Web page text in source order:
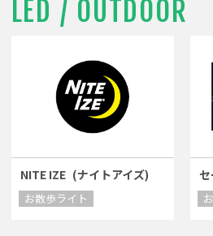
LED / OUTDOOR
NITE IZE (ナイトアイズ)
お散歩ライト